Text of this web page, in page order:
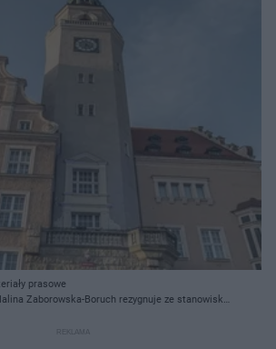
prasowe
Zaborowska-Boruch rezygnuje ze stanowiska.